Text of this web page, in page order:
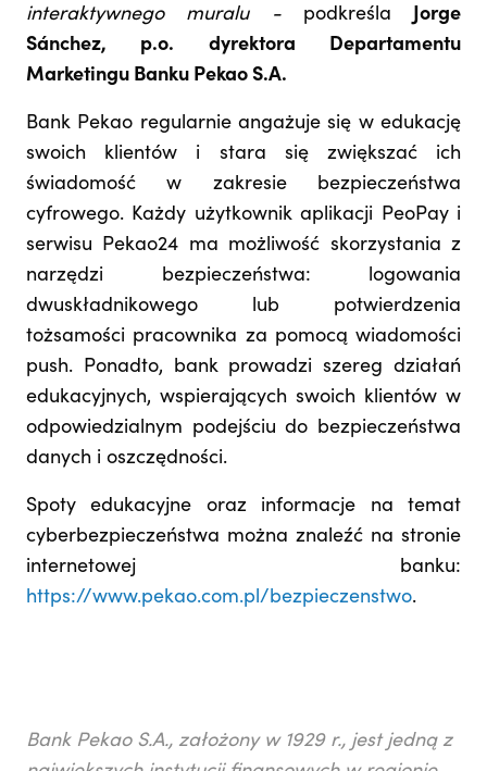
interaktywnego muralu - podkreśla Jorge
Sánchez, p.o. dyrektora Departamentu
Marketingu Banku Pekao S.A.
Bank Pekao regularnie angażuje się w edukację
swoich klientów i stara się zwiększać ich
świadomość w zakresie bezpieczeństwa
cyfrowego. Każdy użytkownik aplikacji PeoPay i
serwisu Pekao24 ma możliwość skorzystania z
narzędzi bezpieczeństwa: logowania
dwuskładnikowego lub potwierdzenia
tożsamości pracownika za pomocą wiadomości
push. Ponadto, bank prowadzi szereg działań
edukacyjnych, wspierających swoich klientów w
odpowiedzialnym podejściu do bezpieczeństwa
danych i oszczędności.
Spoty edukacyjne oraz informacje na temat
cyberbezpieczeństwa można znaleźć na stronie
internetowej banku:
https://www.pekao.com.pl/bezpieczenstwo.
Bank Pekao S.A., założony w 1929 r., jest jedną z